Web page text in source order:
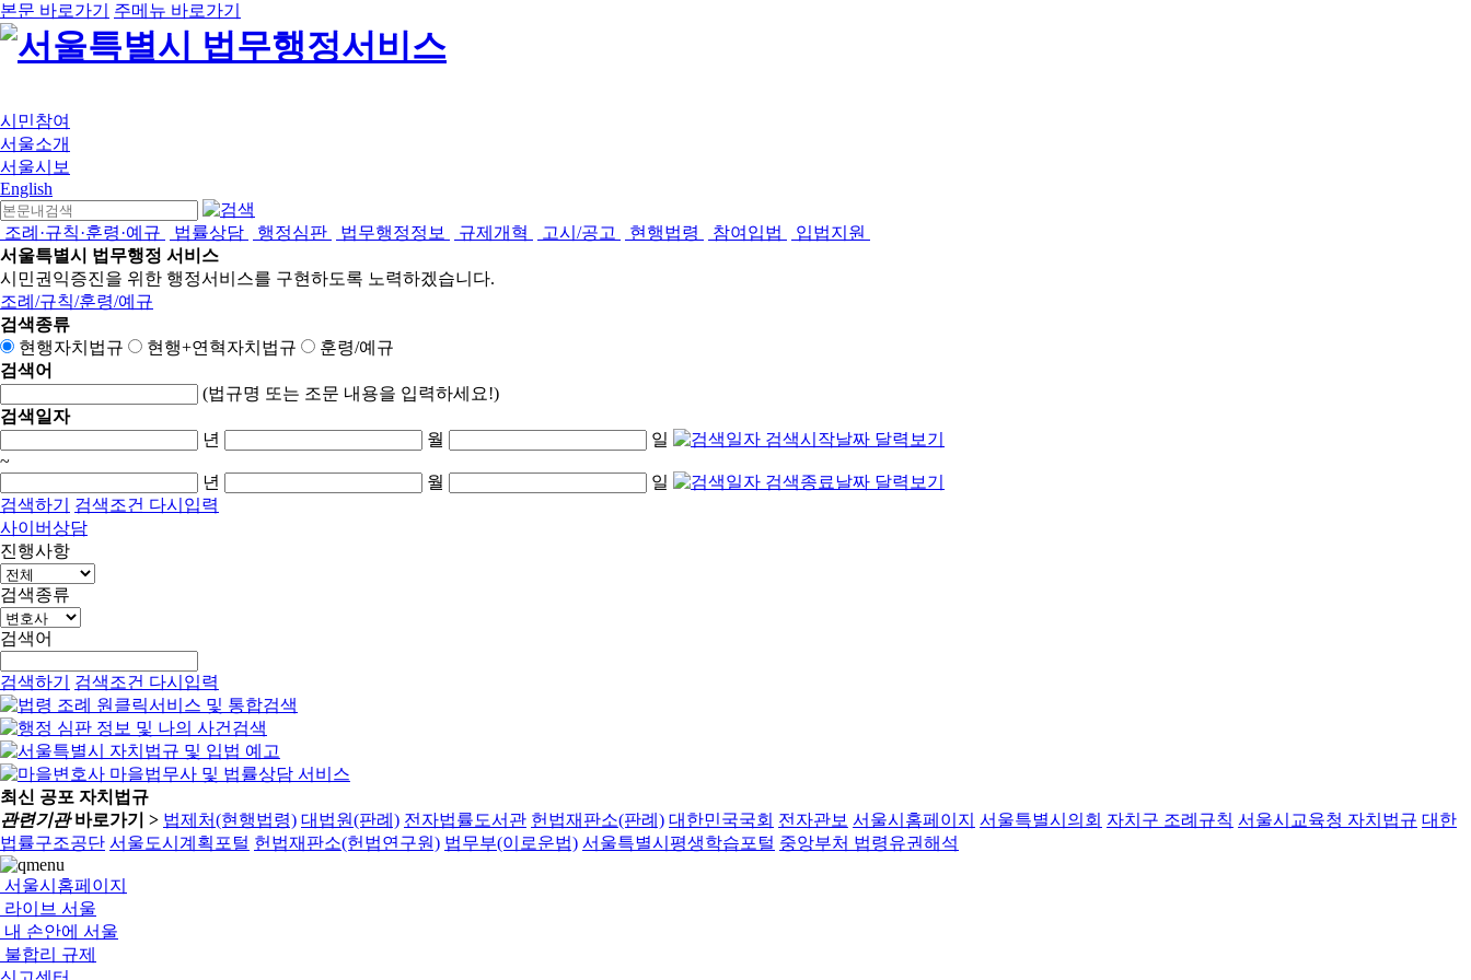
본문 바로가기 주메뉴 바로가기
시민참여
서울소개
서울시보
English
조례·규칙·훈령·예규 법률상담 행정심판 법무행정정보 규제개혁 고시/공고 현행법령 참여입법
입법지원
서울특별시 법무행정 서비스
시민권익증진을 위한 행정서비스를 구현하도록 노력하겠습니다.
조례/규칙/훈령/예규
검색종류
현행자치법규
현행+연혁자치법규
훈령/예규
검색어
(법규명 또는 조문 내용을 입력하세요!)
검색일자
년
월
일
~
년
월
일
검색하기
검색조건 다시입력
사이버상담
진행사항
검색종류
검색어
검색하기 검색조건 다시입력
최신 공포 자치법규
관련기관바로가기 > 법제처(현행법령) 대법원(판례) 전자법률도서관 헌법재판소(판례) 대한민국국회 전자관보 서울시홈페이지 서울특별시의회 자치구 조례규칙 서울시교육청 자치법규 대한
법률구조공단 서울도시계획포털 헌법재판소(헌법연구원) 법무부(이로운법) 서울특별시평생학습포털 중앙부처 법령유권해석
서울시홈페이지
라이브 서울
내 손안에 서울
불합리 규제